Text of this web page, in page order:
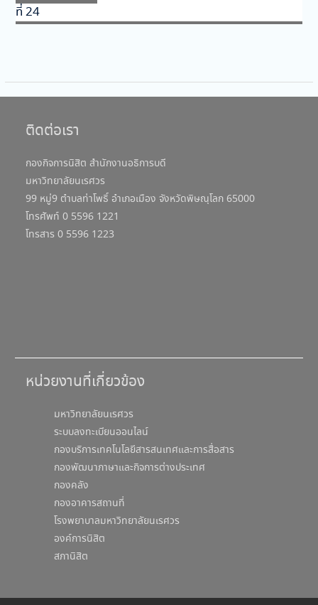
ที่ 24
ติดต่อเรา
กองกิจการนิสิต สำนักงานอธิการบดี
มหาวิทยาลัยนเรศวร
99 หมู่9 ตำบลท่าโพธิ์ อำเภอเมือง จังหวัดพิษณุโลก 65000
โทรศัพท์ 0 5596 1221
โทรสาร 0 5596 1223
หน่วยงานที่เกี่ยวข้อง
มหาวิทยาลัยนเรศวร
ระบบลงทะเบียนออนไลน์
กองบริการเทคโนโลยีสารสนเทศและการสื่อสาร
กองพัฒนาภาษาและกิจการต่างประเทศ
กองคลัง
กองอาคารสถานที่
โรงพยาบาลมหาวิทยาลัยนเรศวร
องค์การนิสิต
สภานิสิต